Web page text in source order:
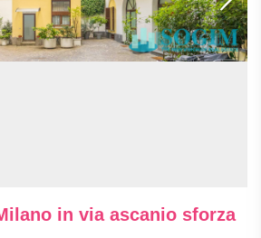
in via ascanio sforza